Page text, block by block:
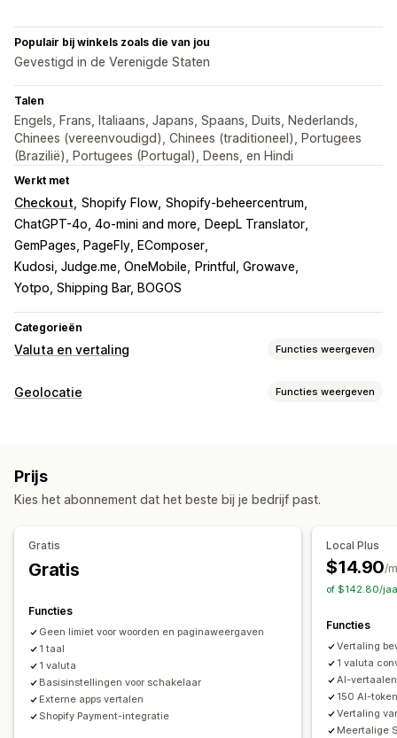
Populair bij winkels zoals die van jou
Gevestigd in de Verenigde Staten
Talen
Engels, Frans, Italiaans, Japans, Spaans, Duits, Nederlands,
Chinees (vereenvoudigd), Chinees (traditioneel), Portugees
(Brazilië), Portugees (Portugal), Deens, en Hindi
Werkt met
Checkout Shopify Flow Shopify-beheercentrum
ChatGPT-4o, 4o-mini and more
DeepL Translator
GemPages, PageFly, EComposer
Kudosi, Judge.me, OneMobile
Printful, Growave
Yotpo, Shipping Bar, BOGOS
Categorieën
Valuta en vertaling Functies weergeven
Valutaconversie
Vertaling
Vertalingen automatisch synchroniseren
Bulkvertaling
Vertaling van afbeeldingen
Professionele vertaling
Terminologiebeheer Auto-redirect
Taalwisselaar
Ontwerp van wisselaar
Geolocatie Functies weergeven
Handmatige omleiding
Prijs
Kies het abonnement dat het beste bij je bedrijf past.
Gratis
Gratis
Functies
Geen limiet voor woorden en paginaweergaven
1 taal
1 valuta
Basisinstellingen voor schakelaar
Externe apps vertalen
Shopify Payment-integratie
Local Plus
$14.90/
of $142.80/
Functies
Vertaling
1 valuta
AI-
150 AI-
Vertaling
Meertalige